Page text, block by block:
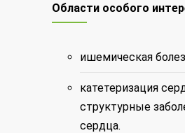
Области особого
ишемическая
катетеризация
структурные
сердца.